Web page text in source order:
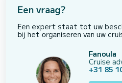
Een vraag?
Een expert staat tot uw
bij het organiseren van uw
Fanoula
Cruise
+31 85